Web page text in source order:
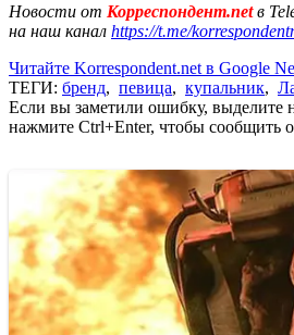
Новости от Корреспондент.netв
на наш канал https://t.me/
Читайте Korrespondent.net в Google
ТЕГИ: бренд, певица, купальник,
Если вы заметили ошибку, выделите
нажмите Ctrl+Enter, чтобы сообщить